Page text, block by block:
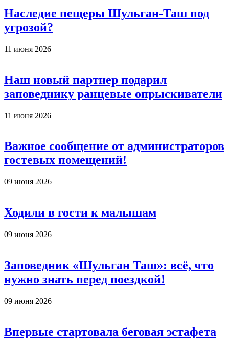
Наследие пещеры Шульган-Таш под
угрозой?
11 июня 2026
Наш новый партнер подарил
заповеднику ранцевые опрыскиватели
11 июня 2026
Важное сообщение от администраторов
гостевых помещений!
09 июня 2026
Ходили в гости к малышам
09 июня 2026
Заповедник «Шульган Таш»: всё, что
нужно знать перед поездкой!
09 июня 2026
Впервые стартовала беговая эстафета